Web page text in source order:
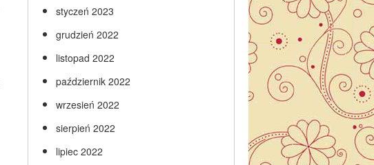
styczeń 2023
grudzień 2022
listopad 2022
październik 2022
wrzesień 2022
sierpień 2022
lipiec 2022